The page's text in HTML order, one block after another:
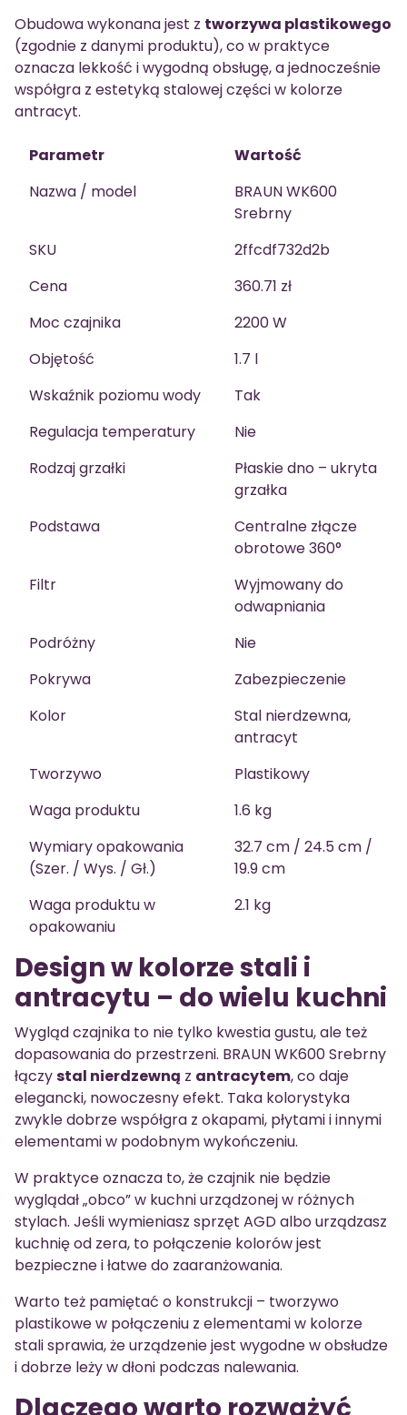
Obudowa wykonana jest z tworzywa plastikowego
(zgodnie z danymi produktu), co w praktyce
oznacza lekkość i wygodną obsługę, a jednocześnie
współgra z estetyką stalowej części w kolorze
antracyt.
Parametr
Wartość
Nazwa / model
BRAUN WK600
Srebrny
SKU
2ffcdf732d2b
Cena
360.71 zł
Moc czajnika
2200 W
Objętość
1.7 l
Wskaźnik poziomu wody
Tak
Regulacja temperatury
Nie
Rodzaj grzałki
Płaskie dno – ukryta
grzałka
Podstawa
Centralne złącze
obrotowe 360°
Filtr
Wyjmowany do
odwapniania
Podróżny
Nie
Pokrywa
Zabezpieczenie
Kolor
Stal nierdzewna,
antracyt
Tworzywo
Plastikowy
Waga produktu
1.6 kg
Wymiary opakowania
(Szer. / Wys. / Gł.)
32.7 cm / 24.5 cm /
19.9 cm
Waga produktu w
opakowaniu
2.1 kg
Design w kolorze stali i
antracytu – do wielu kuchni
Wygląd czajnika to nie tylko kwestia gustu, ale też
dopasowania do przestrzeni. BRAUN WK600 Srebrny
łączystal nierdzewną z antracytem, co daje
elegancki, nowoczesny efekt. Taka kolorystyka
zwykle dobrze współgra z okapami, płytami i innymi
elementami w podobnym wykończeniu.
W praktyce oznacza to, że czajnik nie będzie
wyglądał „obco” w kuchni urządzonej w różnych
stylach. Jeśli wymieniasz sprzęt AGD albo urządzasz
kuchnię od zera, to połączenie kolorów jest
bezpieczne i łatwe do zaaranżowania.
Warto też pamiętać o konstrukcji – tworzywo
plastikowe w połączeniu z elementami w kolorze
stali sprawia, że urządzenie jest wygodne w obsłudze
i dobrze leży w dłoni podczas nalewania.